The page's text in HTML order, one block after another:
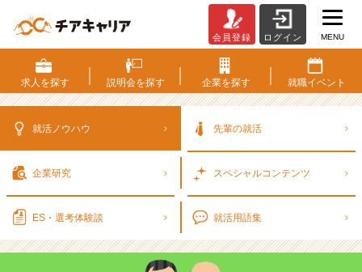
新】
中
途
面
集！
会員登録 ログイン MENU
求人を探す 説明会を探す 企業を探す 就職イベント
就活ノウハウ 先輩の就活
企業研究 スペシャルコンテンツ
ES・選考体験談 就活用語集